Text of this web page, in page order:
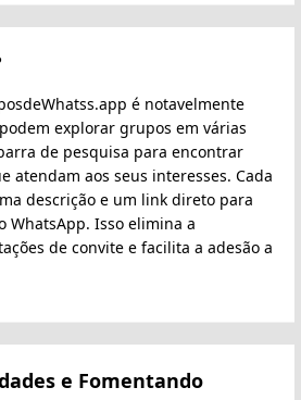
é notavelmente
explorar grupos em várias
de pesquisa para encontrar
atendam aos seus interesses. Cada
descrição e um link direto para
WhatsApp. Isso elimina a
de convite e facilita a adesão a
e Fomentando